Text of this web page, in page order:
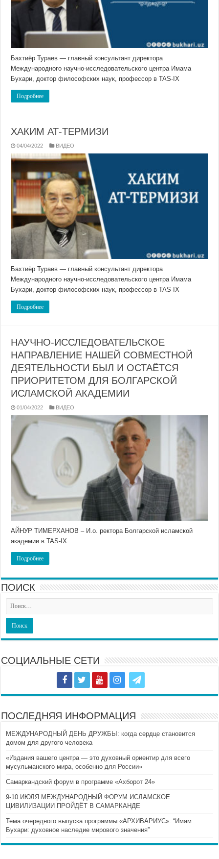
Бахтиёр Тураев — главный консультант директора
Международного научно-исследовательского центра Имама
Бухари, доктор философских наук, профессор в TAS-IX
Подробнее
ХАКИМ АТ-ТЕРМИЗИ
04/04/2022 ВИДЕО
Бахтиёр Тураев — главный консультант директора
Международного научно-исследовательского центра Имама
Бухари, доктор философских наук, профессор в TAS-IX
Подробнее
НАУЧНО-ИССЛЕДОВАТЕЛЬСКОЕ
НАПРАВЛЕНИЕ НАШЕЙ СОВМЕСТНОЙ
ДЕЯТЕЛЬНОСТИ БЫЛ И ОСТАЁТСЯ
ПРИОРИТЕТОМ ДЛЯ БОЛГАРСКОЙ
ИСЛАМСКОЙ АКАДЕМИИ
01/04/2022 ВИДЕО
АЙНУР ТИМЕРХАНОВ – И.о. ректора Болгарской исламской
академии в TAS-IX
Подробнее
ПОИСК
СОЦИАЛЬНЫЕ СЕТИ
ПОСЛЕДНЯЯ ИНФОРМАЦИЯ
МЕЖДУНАРОДНЫЙ ДЕНЬ ДРУЖБЫ: когда сердце становится
домом для другого человека
«Издания вашего центра — это духовный ориентир для всего
мусульманского мира, особенно для России»
Самаркандский форум в программе «Ахборот 24»
9-10 ИЮЛЯ МЕЖДУНАРОДНЫЙ ФОРУМ ИСЛАМСКОЕ
ЦИВИЛИЗАЦИИ ПРОЙДЁТ В САМАРКАНДЕ
Тема очередного выпуска программы «АРХИВАРИУС»: “Имам
Бухари: духовное наследие мирового значения”